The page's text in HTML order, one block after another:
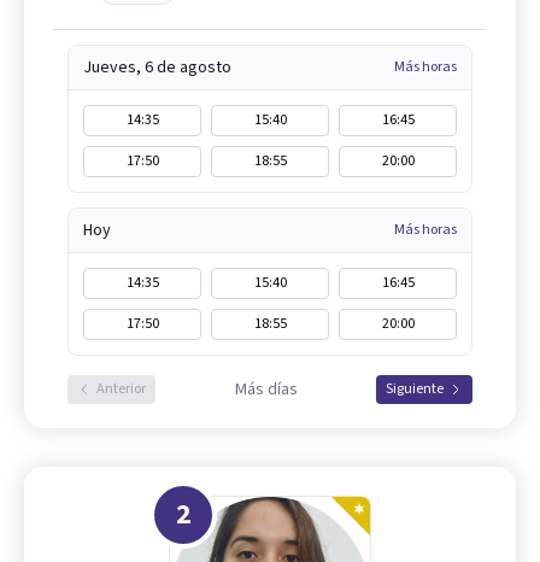
Jueves, 6 de agosto Más horas
14:35 15:40
16:45
17:50
18:55 20:00
Hoy Más horas
14:35 15:40
16:45
17:50
18:55 20:00
Anterior Más días Siguiente
2